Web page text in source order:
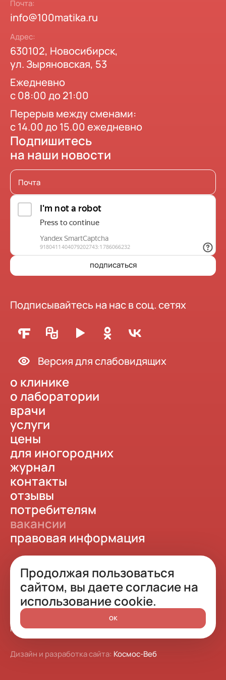
Почта:
info@100matika.ru
Адрес:
630102, Новосибирск,
ул. Зыряновская, 53
Ежедневно
с 08:00 до 21:00
Перерыв между сменами:
с 14.00 до 15.00 ежедневно
Подпишитесь
на наши новости
подписаться
Подписывайтесь на нас в соц. сетях
Версия для слабовидящих
о клинике
о лаборатории
врачи
услуги
цены
для иногородних
журнал
контакты
отзывы
потребителям
вакансии
правовая информация
© 2015 - 2026 Стоматика
Роспотребнадзор
Политика конфиденциальности
Лицензия Л041-01125-54_00361637 (2)
Карта сайта
Дизайн и разработка сайта: Космос-Веб
Продолжая пользоваться
сайтом, вы даете согласие на
использование cookie.
ок